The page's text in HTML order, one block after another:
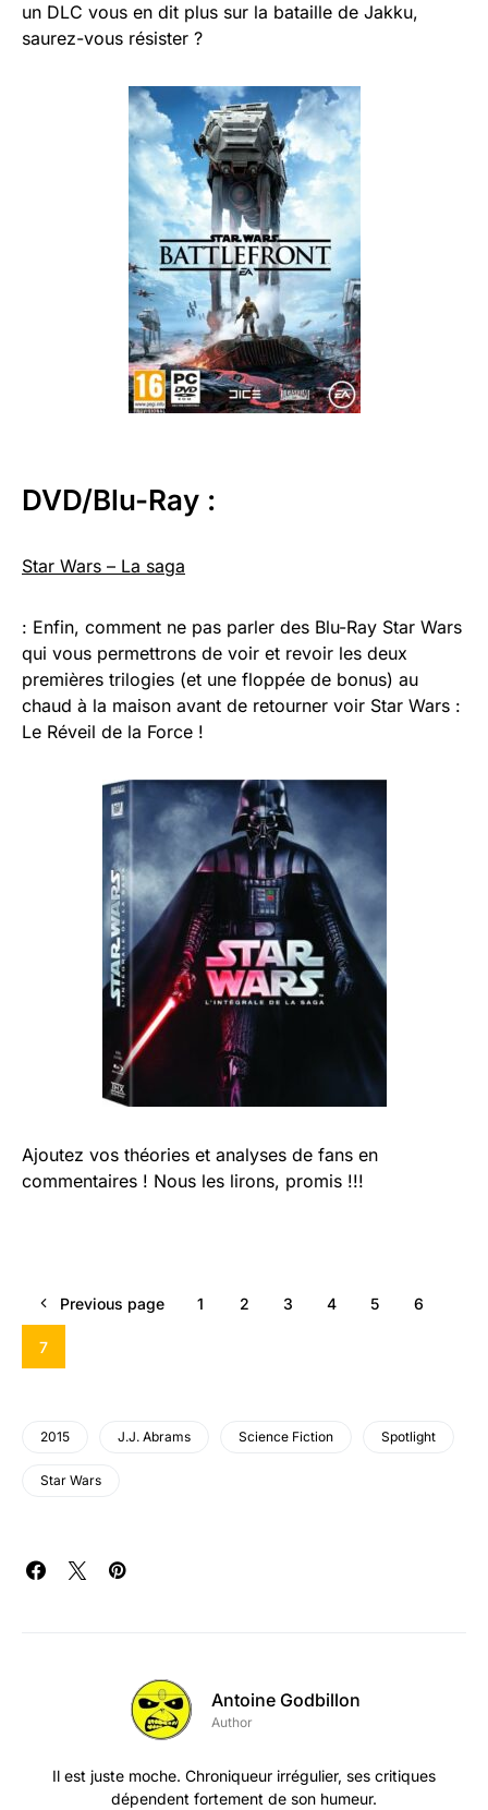
un DLC vous en dit plus sur la bataille de Jakku,
saurez-vous résister ?
DVD/Blu-Ray :
Star Wars – La saga
: Enfin, comment ne pas parler des Blu-Ray Star Wars
qui vous permettrons de voir et revoir les deux
premières trilogies (et une floppée de bonus) au
chaud à la maison avant de retourner voir Star Wars :
Le Réveil de la Force !
Ajoutez vos théories et analyses de fans en
commentaires ! Nous les lirons, promis !!!
Previous page 1 2 3 4 5 6
7
2015 J.J. Abrams Science Fiction Spotlight
Star Wars
Antoine Godbillon
Author
Il est juste moche. Chroniqueur irrégulier, ses critiques
dépendent fortement de son humeur.